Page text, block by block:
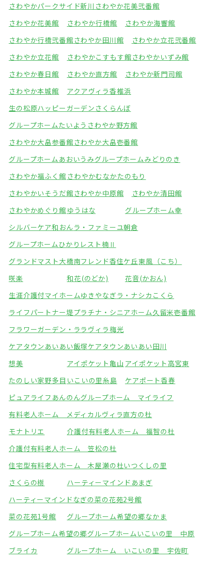
さわやかパークサイド新川 さわやか花美弐番館
さわやか花美館
さわやか行橋館
さわやか海響館
さわやか行橋弐番館さわやか田川館
さわやか立花弐番館
さわやか立花館
さわやかこすもす館さわやかいずみ館
さわやか春日館
さわやか直方館
さわやか新門司館
さわやか本城館
アクアヴィラ香椎浜
生の松原ハッピーガーデン さくらんぼ
グループホームたいよう さわやか野方館
さわやか大畠参番館さわやか大畠壱番館
グループホームあおいうみグループホームみどりのき
さわやか福ふく館 さわやかむなかたのもり
さわやかいそうだ館さわやか中原館
さわやか清田館
さわやかめぐり館 ゆうはな
グループホーム幸
シルバーケア和おんラ・ファミーユ朝倉
グループホームひかり レスト楠Ⅱ
グランドマスト大橋南フレンド香住ケ丘東風（こち）
咲楽
和花(のどか)
花音(かおん)
生涯介護付マイホームゆきやなぎラ・ナシカこくら
ライフパートナー堤プラチナ・シニアホーム久留米壱番館
フラワーガーデン・ララ ヴィラ梅光
ケアタウンあいあい飯塚ケアタウンあいあい田川
想美
アイポケット亀山 アイポケット高宮東
たのしい家野多目 いこいの里糸島
ケアポート香春
ピュアライフあんのんグループホーム マイライフ
有料老人ホーム メディカルヴィラ直方の杜
モナトリエ
介護付有料老人ホーム 福智の杜
介護付有料老人ホーム 笠松の杜
住宅型有料老人ホーム 木屋瀬の杜いつくしの里
さくらの樹
ハーティーマインドあまぎ
ハーティーマインドなぎの菜の花苑2号館
菜の花苑1号館
グループホーム希望の郷なかま
グループホーム希望の郷グループホームいこいの里 中原
ブライカ
グループホーム いこいの里 宇佐町